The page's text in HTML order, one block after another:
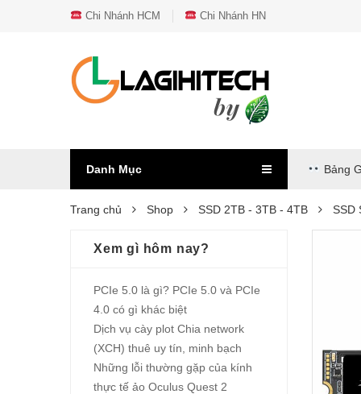
Chi Nhánh HCM Chi Nhánh HN
Danh Mục Bảng
Trang chủ Shop SSD 2TB - 3TB - 4TB SSD
Xem gì hôm nay?
PCIe 5.0 là gì? PCIe 5.0 và PCIe
4.0 có gì khác biệt
Dịch vụ cày plot Chia network
(XCH) thuê uy tín, minh bạch
Những lỗi thường gặp của kính
thực tế ảo Oculus Quest 2